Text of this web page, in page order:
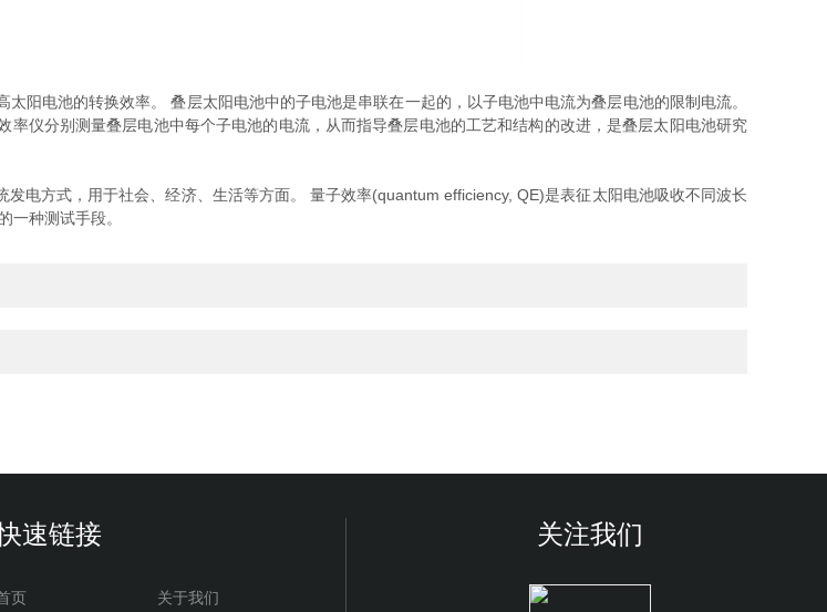
阳电池的转换效率。 叠层太阳电池中的子电池是串联在一起的，以子电池中电流为叠层电池的限制电流。
仪分别测量叠层电池中每个子电池的电流，从而指导叠层电池的工艺和结构的改进，是叠层太阳电池研究
方式，用于社会、经济、生活等方面。 量子效率(quantum efficiency, QE)是表征太阳电池吸收不同波长
一种测试手段。
速链接
页 关于我们
关注我们